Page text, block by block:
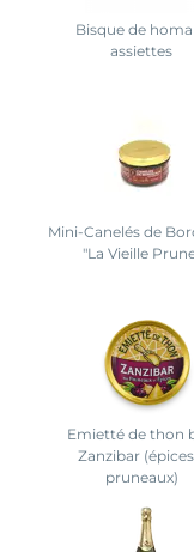
Bisque de
assiettes
Mini-Canelés de
"La Vieille
Emietté de thon
Zanzibar
pruneaux)